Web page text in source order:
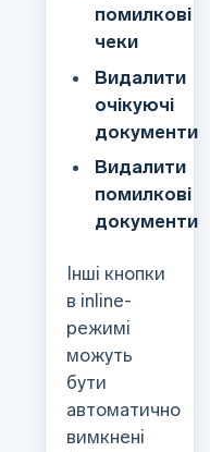
помилкові
чеки
Видалити
очікуючі
документи
Видалити
помилкові
документи
Інші кнопки
в inline-
режимі
можуть
бути
автоматично
вимкнені